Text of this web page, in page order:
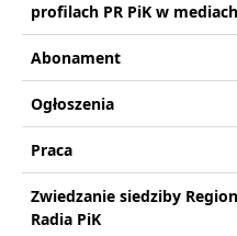
profilach PR PiK w
Abonament
Ogłoszenia
Praca
Zwiedzanie siedziby
Radia PiK